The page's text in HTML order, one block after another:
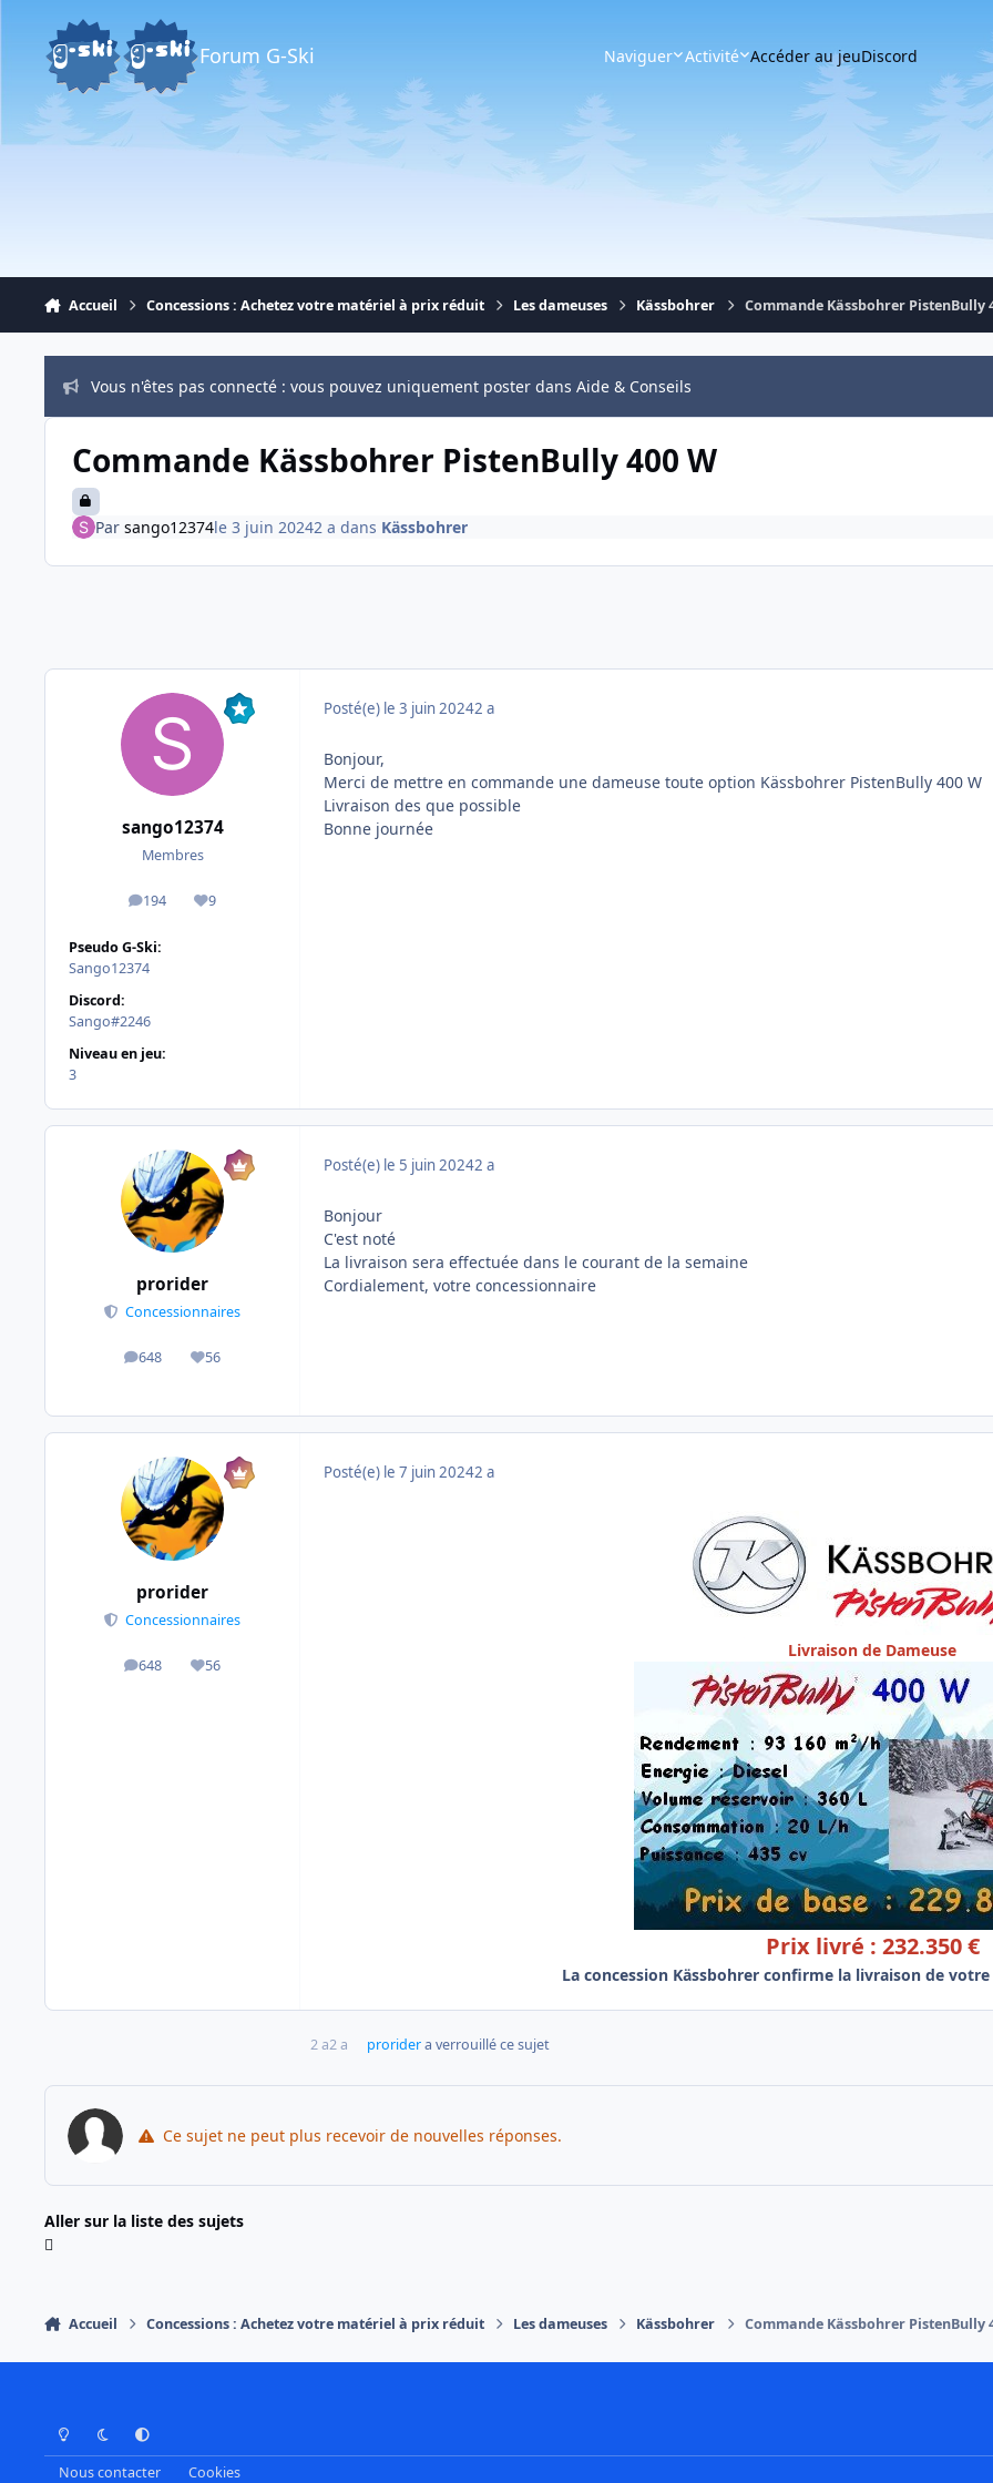
Forum G-Ski Naviguer Activité Accéder au jeuDiscord
Accueil Concessions : Achetez votre matériel à prix réduit Les dameuses Kässbohrer Commande Kässbohrer PistenBully
Vous n'êtes pas connecté : vous pouvez uniquement poster dans Aide & Conseils
Commande Kässbohrer PistenBully 400 W
Par sango12374le 3 juin 20242 a dans Kässbohrer
sango12374
Membres
194
messages9
Réputation
Pseudo G-Ski:
Sango12374
Discord:
Sango#2246
Niveau en jeu:
3
Posté(e) le 3 juin 20242 a
Bonjour,
Merci de mettre en commande une dameuse toute option Kässbohrer PistenBully 400 W
Livraison des que possible
Bonne journée
prorider
Concessionnaires
648
messages56
Réputation
Posté(e) le 5 juin 20242 a
Bonjour
C'est noté
La livraison sera effectuée dans le courant de la semaine
Cordialement, votre concessionnaire
prorider
Concessionnaires
648
messages56
Réputation
Posté(e) le 7 juin 20242 a
Livraison de Dameuse
Prix livré : 232.350 €
La concession Kässbohrer confirme la livraison de
2 a2 a proridera verrouillé ce sujet
Ce sujet ne peut plus recevoir de nouvelles réponses.
Aller sur la liste des sujets
Accueil Concessions : Achetez votre matériel à prix réduit Les dameuses Kässbohrer Commande Kässbohrer PistenBully
Mode ClairMode SombrePréférence Système
Nous contacter Cookies